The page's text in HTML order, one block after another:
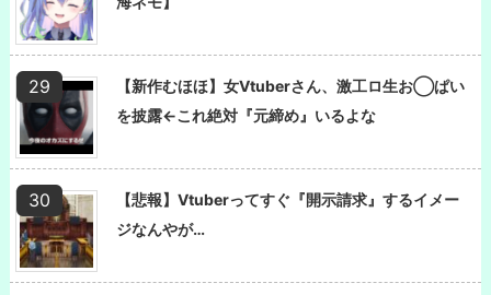
【新作むほほ】女Vtuberさん、激工ロ生お◯ぱい
を披露←これ絶対『元締め』いるよな
【悲報】Vtuberってすぐ『開示請求』するイメー
ジなんやが…